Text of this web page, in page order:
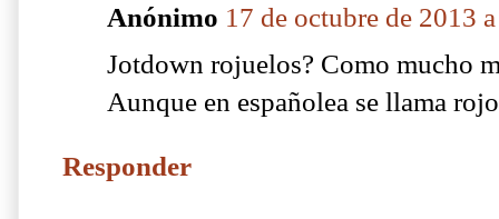
Anónimo 17 de octubre de 2013
Jotdown rojuelos? Como mucho
Aunque en españolea se llama
Responder